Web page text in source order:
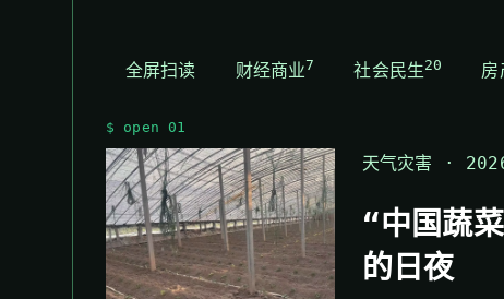
全屏扫读 财经商业7 社会民生20 房
$ open 01
天气灾害 ·
“中国蔬
的日夜